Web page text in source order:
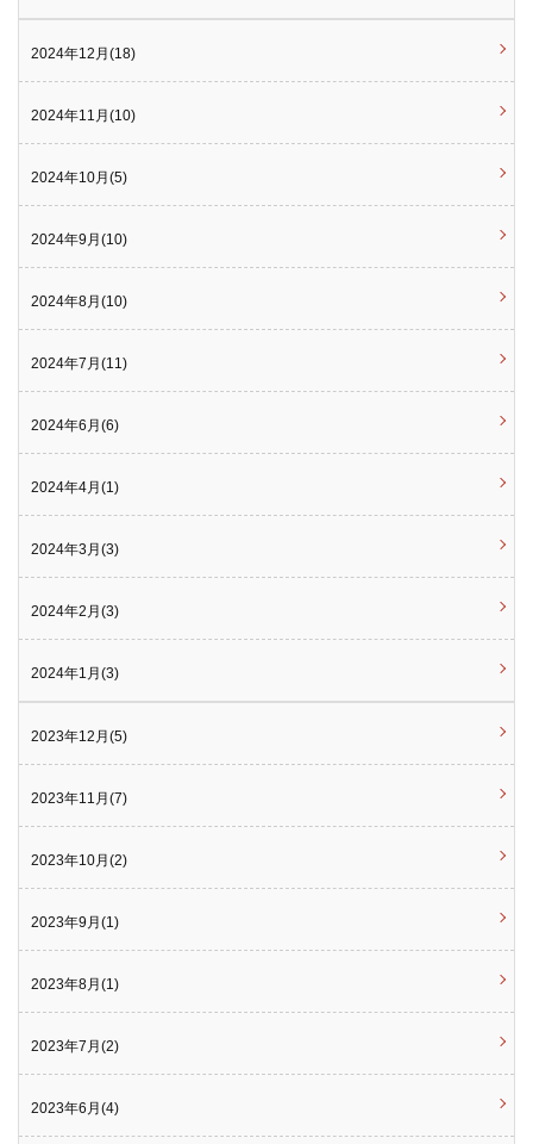
2024年12月(18)
2024年11月(10)
2024年10月(5)
2024年9月(10)
2024年8月(10)
2024年7月(11)
2024年6月(6)
2024年4月(1)
2024年3月(3)
2024年2月(3)
2024年1月(3)
2023年12月(5)
2023年11月(7)
2023年10月(2)
2023年9月(1)
2023年8月(1)
2023年7月(2)
2023年6月(4)